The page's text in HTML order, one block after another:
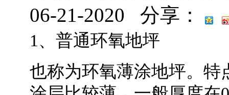
06-21-2020
分享：
1、普通环氧地坪
也称为环氧薄涂地坪。特